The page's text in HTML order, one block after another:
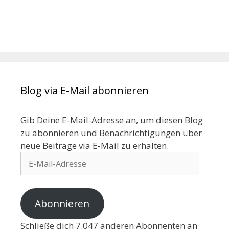
Blog via E-Mail abonnieren
Gib Deine E-Mail-Adresse an, um diesen Blog
zu abonnieren und Benachrichtigungen über
neue Beiträge via E-Mail zu erhalten.
Abonnieren
Schließe dich 7.047 anderen Abonnenten an